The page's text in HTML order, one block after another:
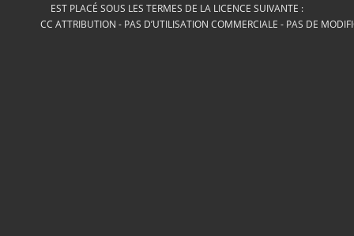
EST PLACÉ SOUS LES TERMES DE LA LICENCE SUIVANTE :
CC ATTRIBUTION - PAS D’UTILISATION COMMERCIALE - PAS DE